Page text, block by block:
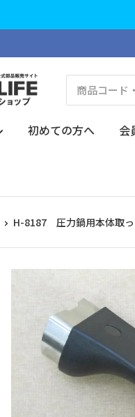
初めての方へ 会
H-8187 圧力鍋用本体取